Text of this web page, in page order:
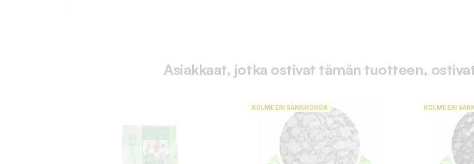
Asiakkaat, jotka ostivat tämän tuotteen,
KOLME ERI SÄKKIKOKOA KOLME ERI